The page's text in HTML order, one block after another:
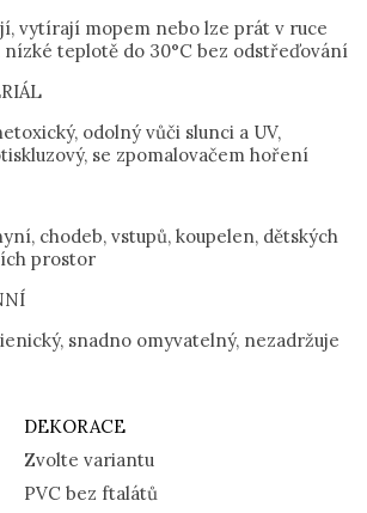
vytírají mopem nebo lze prát v ruce
teplotě do 30°C bez odstřeďování
odolný vůči slunci a UV,
se zpomalovačem hoření
chodeb, vstupů, koupelen, dětských
prostor
snadno omyvatelný, nezadržuje
DEKORACE
Zvolte variantu
PVC bez ftalátů